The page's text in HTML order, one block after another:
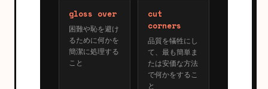
gloss over
困難や恥を避け
るために何かを
簡潔に処理する
こと
cut
corners
品質を犠牲にし
て、最も簡単ま
たは安価な方法
で何かをするこ
と